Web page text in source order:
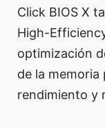
Click BIOS X
High-
optimización
de la
rendimiento y